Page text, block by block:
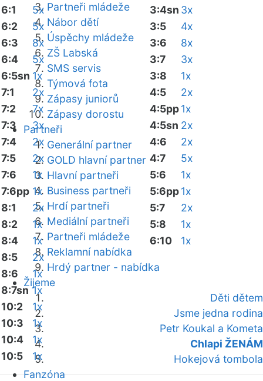
Partneři mládeže
Nábor dětí
Úspěchy mládeže
ZŠ Labská
SMS servis
Týmová fota
Zápasy juniorů
Zápasy dorostu
Partneři
Generální partner
GOLD hlavní partner
Hlavní partneři
Business partneři
Hrdí partneři
Mediální partneři
Partneři mládeže
Reklamní nabídka
Hrdý partner - nabídka
Žijeme
Děti dětem
Jsme jedna rodina
Petr Koukal a Kometa
Chlapi ŽENÁM
Hokejová tombola
Fanzóna
6:1
5x
6:2
5x
6:3
8x
6:4
5x
6:5sn 1x
7:1
2x
7:2
7x
7:3
3x
7:4
2x
7:5
2x
7:6
1x
7:6pp 1x
8:1
2x
8:2
1x
8:4
1x
8:5
2x
8:6
1x
8:7sn 1x
10:2
1x
10:3
1x
10:4
1x
10:5
1x
3:4sn 3x
3:5
4x
3:6
8x
3:7
3x
3:8
1x
4:5
2x
4:5pp1x
4:5sn 2x
4:6
2x
4:7
5x
5:6
1x
5:6pp1x
5:7
2x
5:8
1x
6:10
1x